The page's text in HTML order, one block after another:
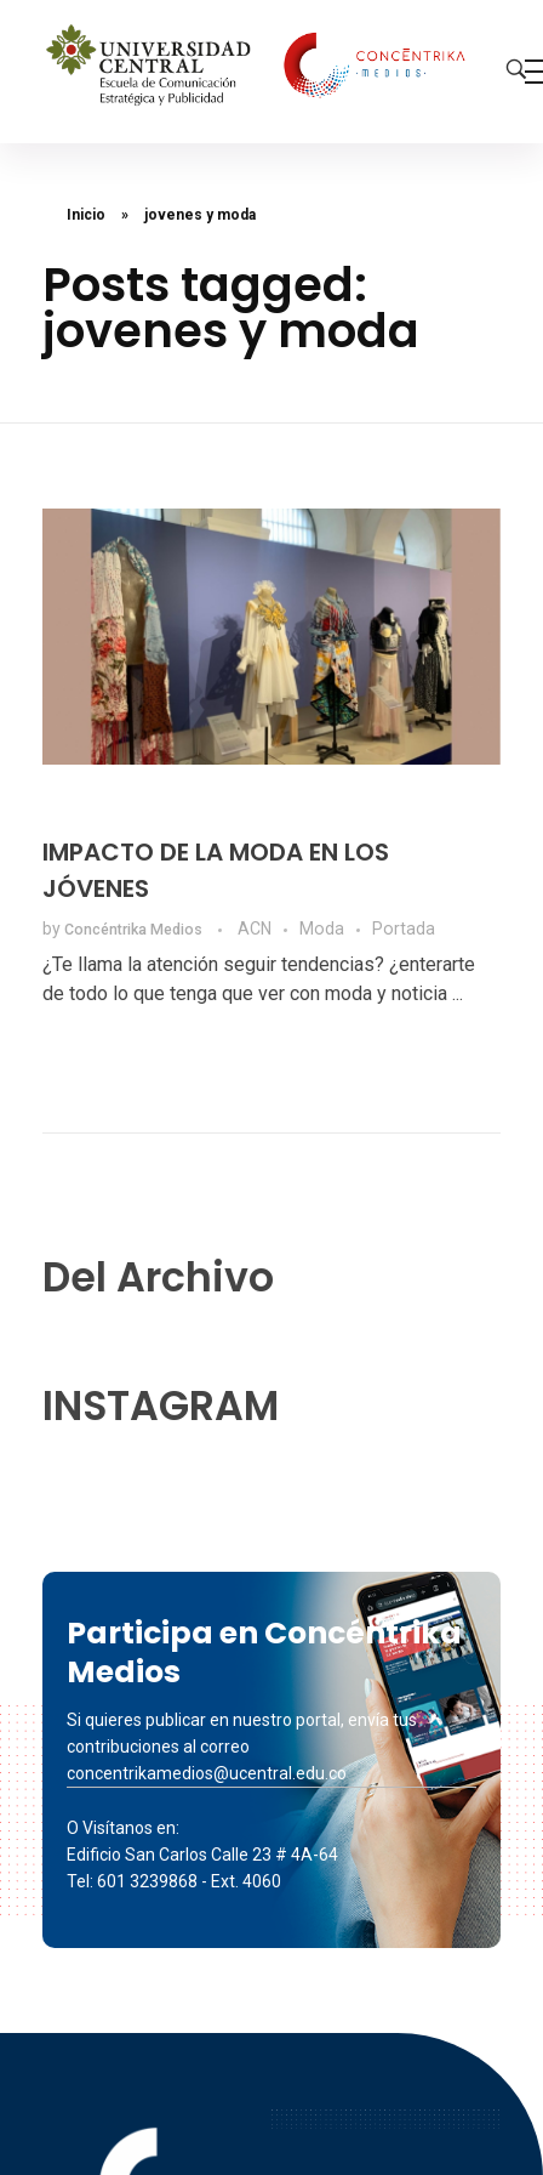
Inicio » jovenes y moda
Posts tagged:
jovenes y moda
IMPACTO DE LA MODA EN LOS
JÓVENES
by Concéntrika Medios ACN Moda Portada
¿Te llama la atención seguir tendencias? ¿enterarte
de todo lo que tenga que ver con moda y noticia ...
Del Archivo
INSTAGRAM
Participa en Concéntrika
Medios
Si quieres publicar en nuestro portal, envía tus
contribuciones al correo
concentrikamedios@ucentral.edu.co
O Visítanos en:
Edificio San Carlos Calle 23 # 4A-64
Tel: 601 3239868 - Ext. 4060